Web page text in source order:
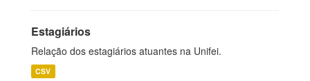
Estagiários
Relação dos estagiários atuantes na Unifei.
CSV